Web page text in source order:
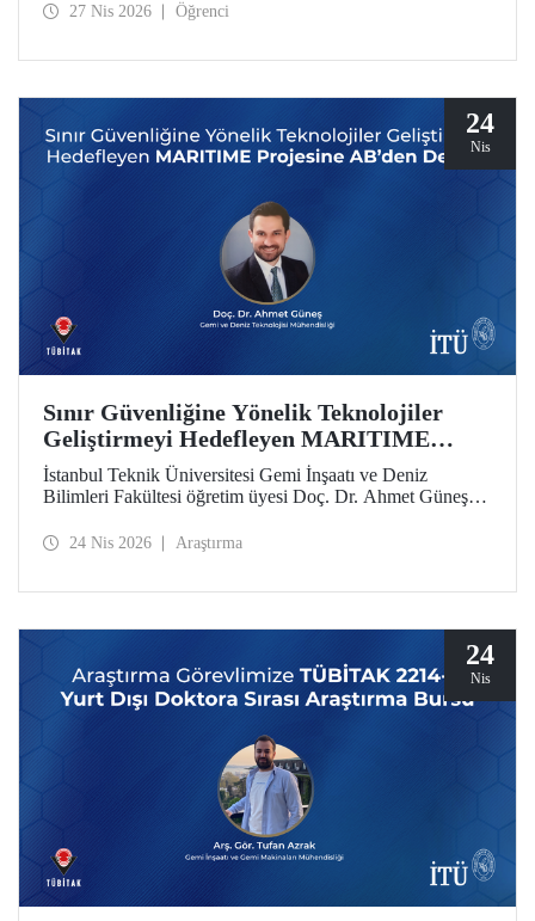
27 Nis 2026 Öğrenci
24
Nis
Sınır Güvenliğine Yönelik Teknolojiler
Geliştirmeyi Hedefleyen MARITIME
Projesine AB’den Destek
İstanbul Teknik Üniversitesi Gemi İnşaatı ve Deniz
Bilimleri Fakültesi öğretim üyesi Doç. Dr. Ahmet Güneş’in
Avrupa Programı kapsamında destek almaya hak kazandı.
24 Nis 2026 Araştırma
24
Nis